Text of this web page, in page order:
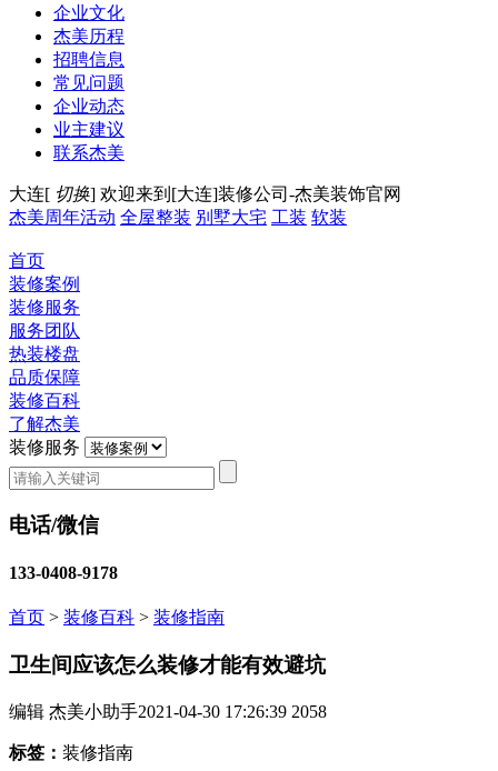
企业文化
杰美历程
招聘信息
常见问题
企业动态
业主建议
联系杰美
大连[ 切换] 欢迎来到[大连]装修公司-杰美装饰官网
杰美周年活动 全屋整装 别墅大宅 工装 软装
首页
装修案例
装修服务
服务团队
热装楼盘
品质保障
装修百科
了解杰美
装修服务
电话/微信
133-0408-9178
首页 > 装修百科 > 装修指南
卫生间应该怎么装修才能有效避坑
编辑 杰美小助手2021-04-30 17:26:39 2058
标签： 装修指南